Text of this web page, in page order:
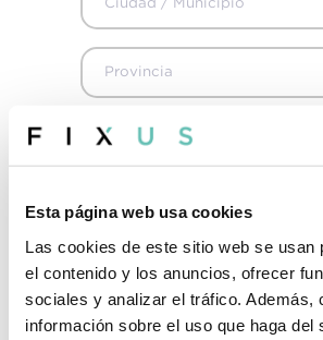
Esta página web usa cookies
Las cookies de este sitio web se usan
el contenido y los anuncios, ofrecer
sociales y analizar el tráfico. Además,
información sobre el uso que haga del
La reserva es para mí
Acepto la política de privacidad y la protección
Recibir comunicaciones y novedades sobre Fixus